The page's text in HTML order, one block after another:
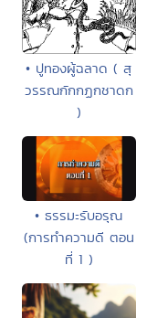
• ปูทองผู้ฉลาด ( สุ
วรรณกักกฏกชาดก
)
• ธรรมะรับอรุณ
(การทำความดี ตอน
ที่ 1 )